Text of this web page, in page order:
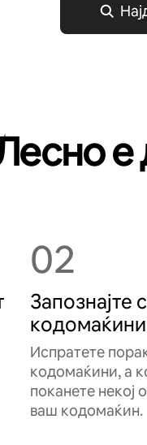
е
02
Запознајте
кодомаќини
Испратете
кодомаќини, а
поканете некој
ваш кодомаќин.